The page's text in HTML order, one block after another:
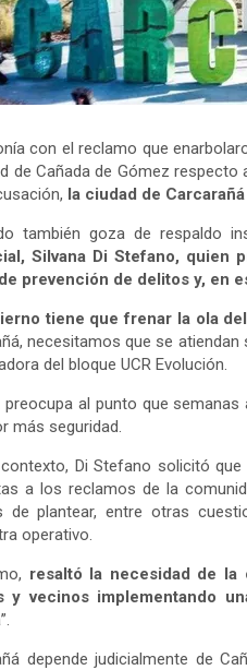
con el reclamo que
de Cañada de Gómez
la ciudad de
también goza de respaldo
Silvana Di Stefano, quien
prevención de delitos y, en
tiene que frenar la ola
necesitamos que se
del bloque UCR Evolución.
preocupa al punto que
más seguridad.
Di Stefano solicitó
a los reclamos de la
de plantear, entre otras
operativo.
resaltó la necesidad de la
y vecinos implementando
depende judicialmente de